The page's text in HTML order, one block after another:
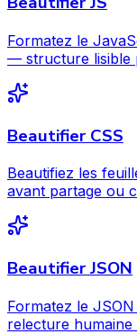
Formatez le
— structure lisible
Beautifier CSS
Beautifiez les
avant partage ou
Beautifier JSON
Formatez le
relecture